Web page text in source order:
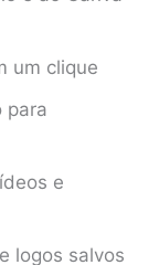
um clique
para
e
logos salvos